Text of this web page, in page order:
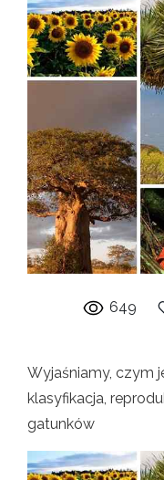
649
Wyjaśniamy, czym
klasyfikacja,
gatunków